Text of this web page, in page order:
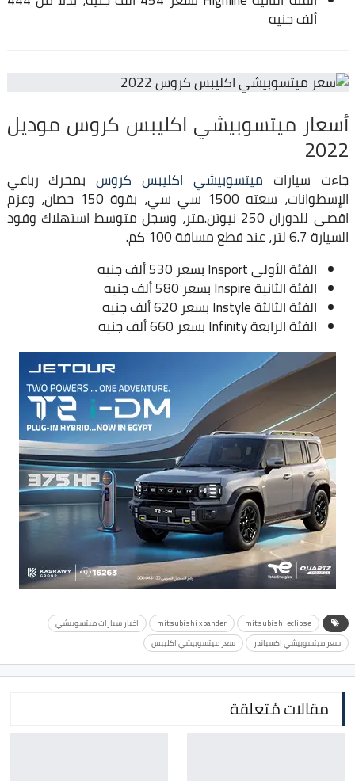
ألف جنيه
أسعار ميتسوبيشي اكليبس كروس موديل
2022
جاءت سيارات ميتسوبيشي اكليبس كروسبمحرك رباعي
الإسطوانات، سعته 1500 سي سي، بقوة 150 حصان، وعزم
اقصى للدوران 250 نيوتن.متر، وسجل متوسط استهلاك وقود
السيارة 6.7 لتر، عند قطع مسافة 100 كم.
الفئة الأولى Insport بسعر 530 ألف جنيه
الفئة الثانية Inspire بسعر 580 ألف جنيه
الفئة الثالثة Instyle بسعر 620 ألف جنيه
الفئة الرابعة Infinity بسعر 660 ألف جنيه
mitsubishi eclipse
mitsubishi xpander
اخبار سيارات ميتسوبيشي
سعر ميتسوبيشي اكسباندر
سعر ميتسوبيشي اكليبس
مقالات مُتعلقة